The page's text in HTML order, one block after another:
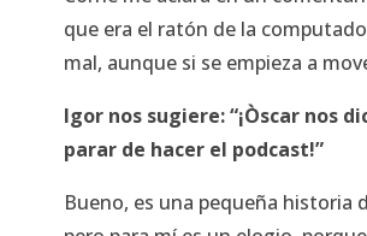
que era el ratón de la
mal, aunque si se empieza a
Igor nos sugiere: “¡Òscar nos
parar de hacer el podcast!”
Bueno, es una pequeña historia